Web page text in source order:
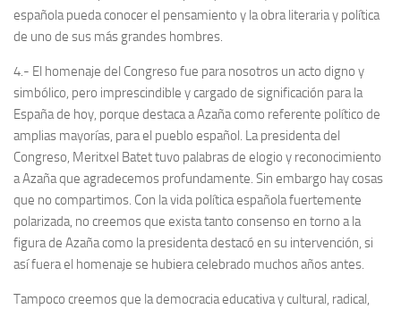
española pueda conocer el pensamiento y la obra literaria y política
de uno de sus más grandes hombres.
4.- El homenaje del Congreso fue para nosotros un acto digno y
simbólico, pero imprescindible y cargado de significación para la
España de hoy, porque destaca a Azaña como referente político de
amplias mayorías, para el pueblo español. La presidenta del
Congreso, Meritxel Batet tuvo palabras de elogio y reconocimiento
a Azaña que agradecemos profundamente. Sin embargo hay cosas
que no compartimos. Con la vida política española fuertemente
polarizada, no creemos que exista tanto consenso en torno a la
figura de Azaña como la presidenta destacó en su intervención, si
así fuera el homenaje se hubiera celebrado muchos años antes.
Tampoco creemos que la democracia educativa y cultural, radical,